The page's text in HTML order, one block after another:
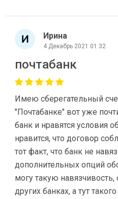
Ирина
4 Декабрь 2021 01:32
почтабанк
Имею сберегательный
"Почтабанке" вот уже
банк и нравятся условия
нравится, что договор
тот факт, что банк не
дополнительных опций
могу такую
других банках, а тут такого